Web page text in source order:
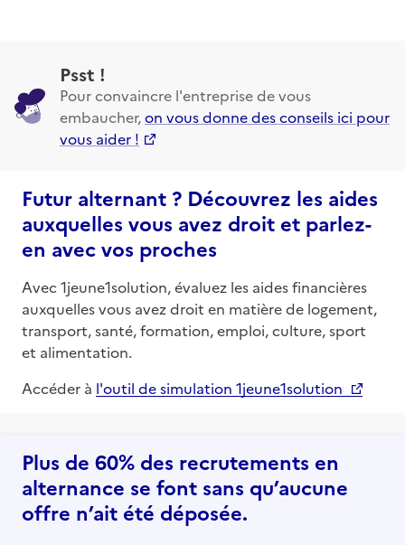
Psst !
Pour convaincre l'entreprise de vous
embaucher,on vous donne des conseils ici pour
vous aider !
Futur alternant ? Découvrez les aides
auxquelles vous avez droit et parlez-
en avec vos proches
Avec 1jeune1solution, évaluez les aides financières
auxquelles vous avez droit en matière de logement,
transport, santé, formation, emploi, culture, sport
et alimentation.
Accéder à l'outil de simulation 1jeune1solution
Plus de 60% des recrutements en
alternance se font sans qu’aucune
offre n’ait été déposée.